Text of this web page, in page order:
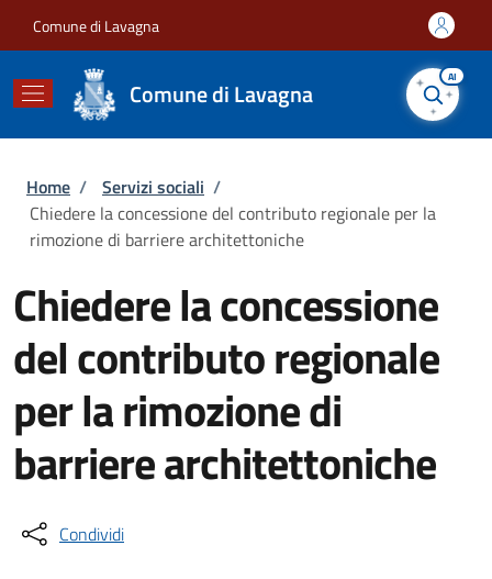
Comune di Lavagna
Comune di Lavagna
AI
Briciole di pane
Home / Servizi sociali /
Chiedere la concessione del contributo regionale per la
rimozione di barriere architettoniche
Chiedere la concessione
del contributo regionale
per la rimozione di
barriere architettoniche
Condividi